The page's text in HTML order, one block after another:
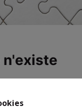
n'existe